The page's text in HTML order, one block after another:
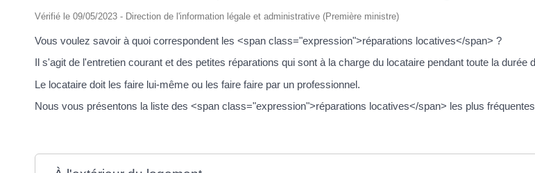
Vérifié le 09/05/2023 - Direction de l'information légale et administrative (Première ministre)
Vous voulez savoir à quoi correspondent les <span class="expression">réparations locatives</span> ?
Il s'agit de l'entretien courant et des petites réparations qui sont à la charge du locataire pendant toute la durée
Le locataire doit les faire lui-même ou les faire faire par un professionnel.
Nous vous présentons la liste des <span class="expression">réparations locatives</span> les plus